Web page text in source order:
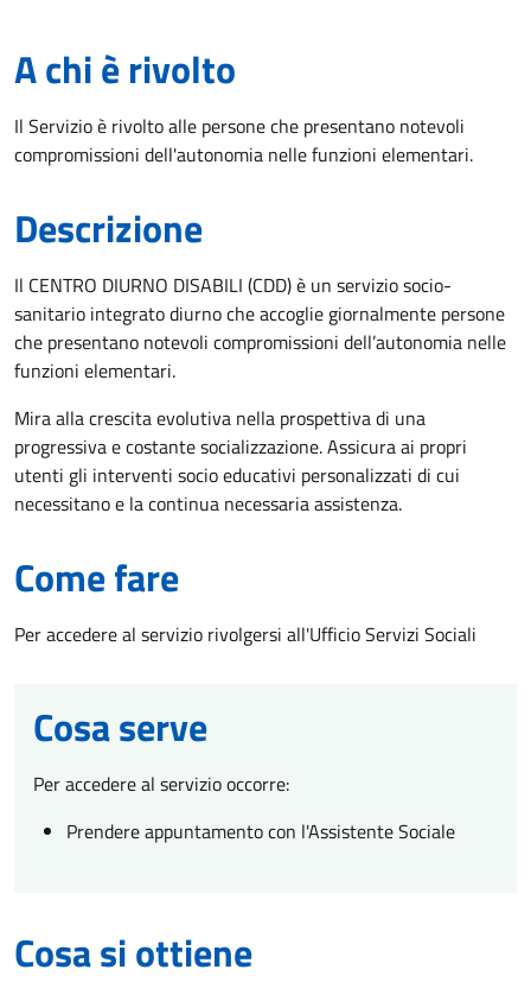
A chi è rivolto
Il Servizio è rivolto alle persone che presentano notevoli
compromissioni dell'autonomia nelle funzioni elementari.
Descrizione
Il CENTRO DIURNO DISABILI (CDD) è un servizio socio-
sanitario integrato diurno che accoglie giornalmente persone
che presentano notevoli compromissioni dell’autonomia nelle
funzioni elementari.
Mira alla crescita evolutiva nella prospettiva di una
progressiva e costante socializzazione. Assicura ai propri
utenti gli interventi socio educativi personalizzati di cui
necessitano e la continua necessaria assistenza.
Come fare
Per accedere al servizio rivolgersi all'Ufficio Servizi Sociali
Cosa serve
Per accedere al servizio occorre:
Prendere appuntamento con l'Assistente Sociale
Cosa si ottiene